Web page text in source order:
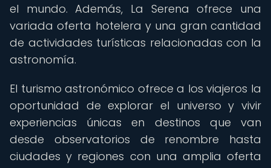
el mundo. Además, La Serena ofrece una
variada oferta hotelera y una gran cantidad
de actividades turísticas relacionadas con la
astronomía.
El turismo astronómico ofrece a los viajeros la
oportunidad de explorar el universo y vivir
experiencias únicas en destinos que van
desde observatorios de renombre hasta
ciudades y regiones con una amplia oferta